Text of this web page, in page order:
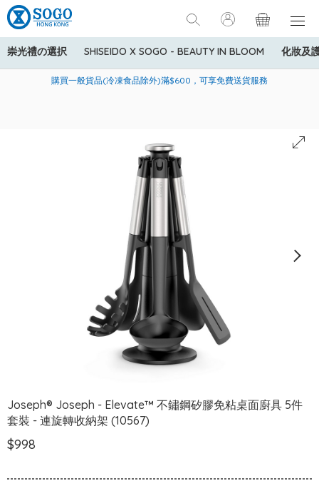
崇光禮の選択 SHISEIDO X SOGO - BEAUTY IN BLOOM 化妝及
美國運通Explorer®信用卡會員購物禮遇：高達5%簽賬回贈！
購買一般貨品(冷凍食品除外)滿$600，可享免費送貨服務
寄送中國內地服務只適用於指定商品，若訂單金額少於HK$600(折
Joseph® Joseph - Elevate™ 不鏽鋼矽膠免粘桌面廚具 5件
套裝 - 連旋轉收納架 (10567)
$998